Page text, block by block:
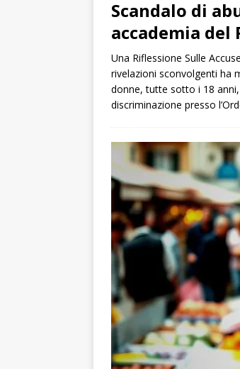
Scandalo di
accademia del
Una Riflessione Sulle
rivelazioni sconvolgenti ha
donne, tutte sotto i 18
discriminazione presso